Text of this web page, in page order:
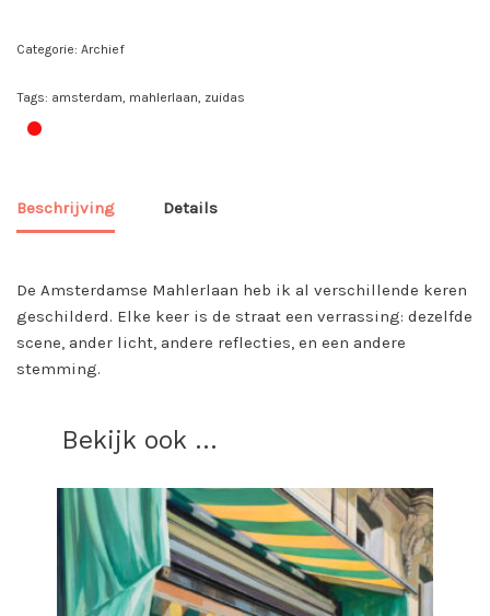
•
Categorie: Archief
Tags: amsterdam mahlerlaan zuidas
Beschrijving Details
De Amsterdamse Mahlerlaan heb ik al verschillende keren
geschilderd. Elke keer is de straat een verrassing: dezelfde
scene, ander licht, andere reflecties, en een andere
stemming.
Bekijk ook ...